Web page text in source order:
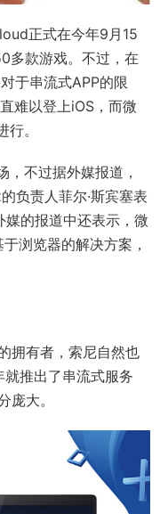
正式在今年9月15
多款游戏。不过，在
于串流式APP的限
难以登上iOS，而微
。
，不过据外媒报道，
负责人菲尔·斯宾塞表
媒的报道中还表示，微
浏览器的解决方案，
拥有者，索尼自然也
推出了串流式服务
庞大。